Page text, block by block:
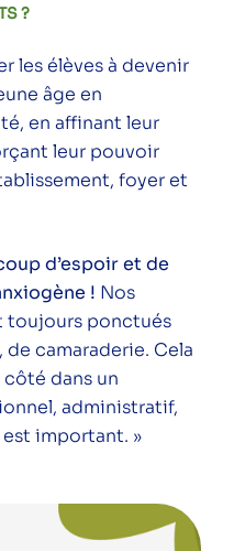
?
les élèves à devenir
âge en
en affinant leur
leur pouvoir
foyer et
d’espoir et de
! Nos
toujours ponctués
de camaraderie. Cela
dans un
administratif,
important. »